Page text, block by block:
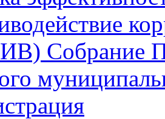
Собрание